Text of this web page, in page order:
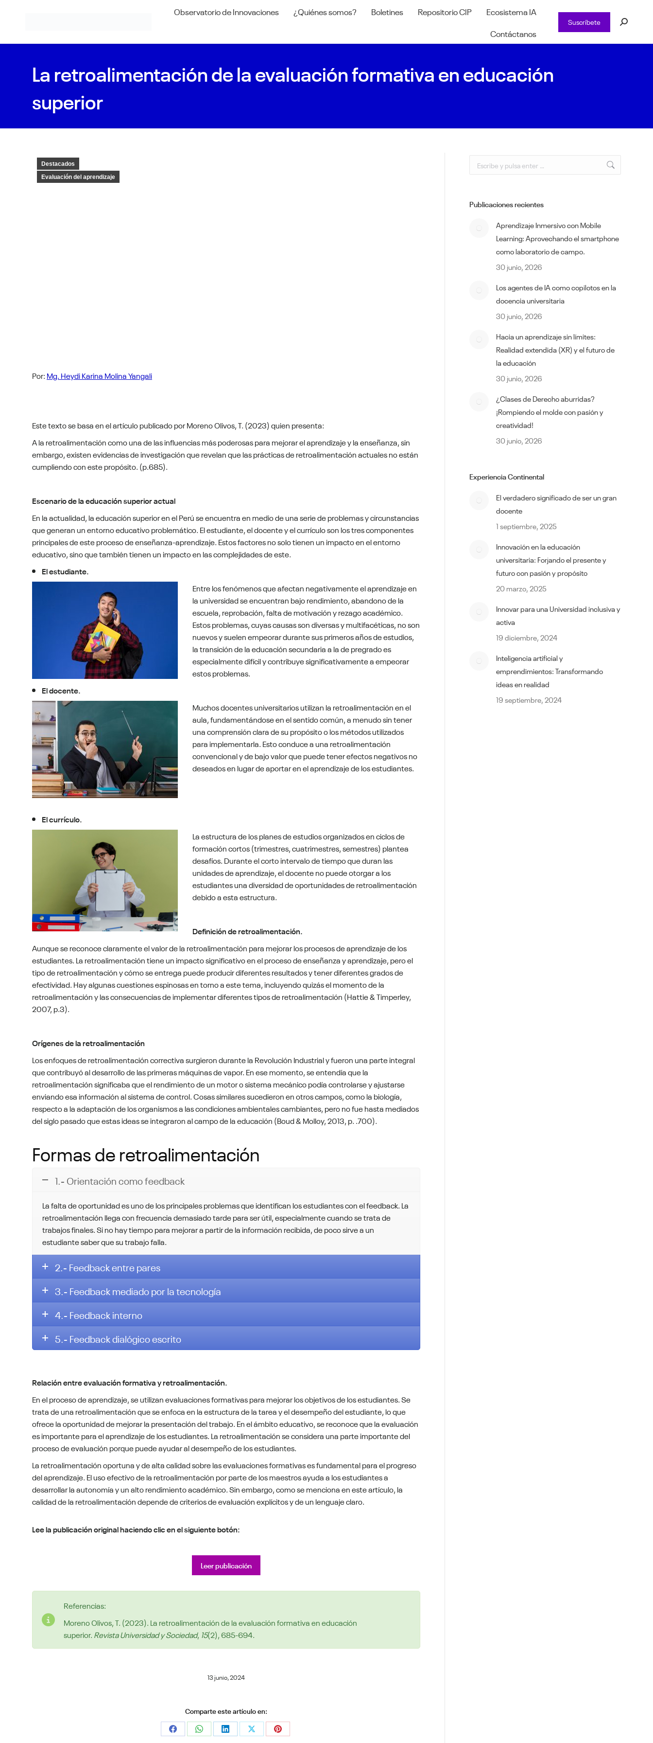
Observatorio de Innovaciones ¿Quiénes somos? Boletines Repositorio CIP
Ecosistema IA
Contáctanos
Suscríbete Buscar:
La retroalimentación de la evaluación formativa en educación
superior
Destacados
Evaluación del aprendizaje
Por: Mg. Heydi Karina Molina Yangali
Este texto se basa en el artículo publicado por Moreno Olivos, T. (2023) quien presenta:
A la retroalimentación como una de las influencias más poderosas para mejorar el aprendizaje y la enseñanza, sin
embargo, existen evidencias de investigación que revelan que las prácticas de retroalimentación actuales no están
cumpliendo con este propósito. (p.685).
Escenario de la educación superior actual
En la actualidad, la educación superior en el Perú se encuentra en medio de una serie de problemas y circunstancias
que generan un entorno educativo problemático. El estudiante, el docente y el currículo son los tres componentes
principales de este proceso de enseñanza-aprendizaje. Estos factores no solo tienen un impacto en el entorno
educativo, sino que también tienen un impacto en las complejidades de este.
El estudiante.
Entre los fenómenos que afectan negativamente el aprendizaje en
la universidad se encuentran bajo rendimiento, abandono de la
escuela, reprobación, falta de motivación y rezago académico.
Estos problemas, cuyas causas son diversas y multifacéticas, no son
nuevos y suelen empeorar durante sus primeros años de estudios,
la transición de la educación secundaria a la de pregrado es
especialmente difícil y contribuye significativamente a empeorar
estos problemas.
El docente.
Muchos docentes universitarios utilizan la retroalimentación en el
aula, fundamentándose en el sentido común, a menudo sin tener
una comprensión clara de su propósito o los métodos utilizados
para implementarla. Esto conduce a una retroalimentación
convencional y de bajo valor que puede tener efectos negativos no
deseados en lugar de aportar en el aprendizaje de los estudiantes.
El currículo.
La estructura de los planes de estudios organizados en ciclos de
formación cortos (trimestres, cuatrimestres, semestres) plantea
desafíos. Durante el corto intervalo de tiempo que duran las
unidades de aprendizaje, el docente no puede otorgar a los
estudiantes una diversidad de oportunidades de retroalimentación
debido a esta estructura.
Definición de retroalimentación.
Aunque se reconoce claramente el valor de la retroalimentación para mejorar los procesos de aprendizaje de los
estudiantes. La retroalimentación tiene un impacto significativo en el proceso de enseñanza y aprendizaje, pero el
tipo de retroalimentación y cómo se entrega puede producir diferentes resultados y tener diferentes grados de
efectividad. Hay algunas cuestiones espinosas en torno a este tema, incluyendo quizás el momento de la
retroalimentación y las consecuencias de implementar diferentes tipos de retroalimentación (Hattie & Timperley,
2007, p.3).
Orígenes de la retroalimentación
Los enfoques de retroalimentación correctiva surgieron durante la Revolución Industrial y fueron una parte integral
que contribuyó al desarrollo de las primeras máquinas de vapor. En ese momento, se entendía que la
retroalimentación significaba que el rendimiento de un motor o sistema mecánico podía controlarse y ajustarse
enviando esa información al sistema de control. Cosas similares sucedieron en otros campos, como la biología,
respecto a la adaptación de los organismos a las condiciones ambientales cambiantes, pero no fue hasta mediados
del siglo pasado que estas ideas se integraron al campo de la educación (Boud & Molloy, 2013, p. .700).
Formas de retroalimentación
1.- Orientación como feedback
La falta de oportunidad es uno de los principales problemas que identifican los estudiantes con el feedback. La
retroalimentación llega con frecuencia demasiado tarde para ser útil, especialmente cuando se trata de
trabajos finales. Si no hay tiempo para mejorar a partir de la información recibida, de poco sirve a un
estudiante saber que su trabajo falla.
2.- Feedback entre pares
3.- Feedback mediado por la tecnología
4.- Feedback interno
5.- Feedback dialógico escrito
Relación entre evaluación formativa y retroalimentación.
En el proceso de aprendizaje, se utilizan evaluaciones formativas para mejorar los objetivos de los estudiantes. Se
trata de una retroalimentación que se enfoca en la estructura de la tarea y el desempeño del estudiante, lo que
ofrece la oportunidad de mejorar la presentación del trabajo. En el ámbito educativo, se reconoce que la evaluación
es importante para el aprendizaje de los estudiantes. La retroalimentación se considera una parte importante del
proceso de evaluación porque puede ayudar al desempeño de los estudiantes.
La retroalimentación oportuna y de alta calidad sobre las evaluaciones formativas es fundamental para el progreso
del aprendizaje. El uso efectivo de la retroalimentación por parte de los maestros ayuda a los estudiantes a
desarrollar la autonomía y un alto rendimiento académico. Sin embargo, como se menciona en este artículo, la
calidad de la retroalimentación depende de criterios de evaluación explícitos y de un lenguaje claro.
Lee la publicación original haciendo clic en el siguiente botón:
Leer publicación
Referencias:
Moreno Olivos, T. (2023). La retroalimentación de la evaluación formativa en educación
superior. Revista Universidad y Sociedad, 15(2), 685-694.
13 junio, 2024
Comparte este artículo en:
Share Share Share Share Share
Buscar:
Publicaciones recientes
Aprendizaje Inmersivo con Mobile
Learning: Aprovechando el smartphone
como laboratorio de campo.
30 junio, 2026
Los agentes de IA como copilotos en la
docencia universitaria
30 junio, 2026
Hacia un aprendizaje sin límites:
Realidad extendida (XR) y el futuro de
la educación
30 junio, 2026
¿Clases de Derecho aburridas?
¡Rompiendo el molde con pasión y
creatividad!
30 junio, 2026
Experiencia Continental
El verdadero significado de ser un gran
docente
1 septiembre, 2025
Innovación en la educación
universitaria: Forjando el presente y
futuro con pasión y propósito
20 marzo, 2025
Innovar para una Universidad inclusiva y
activa
19 diciembre, 2024
Inteligencia artificial y
emprendimientos: Transformando
ideas en realidad
19 septiembre, 2024